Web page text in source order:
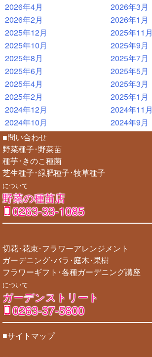
2026年4月
2026年3月
2026年2月
2026年1月
2025年12月
2025年11月
2025年10月
2025年9月
2025年8月
2025年7月
2025年6月
2025年5月
2025年4月
2025年3月
2025年2月
2025年1月
2024年12月
2024年11月
2024年10月
2024年9月
■問い合わせ
野菜種子･野菜苗
種芋･きのこ種菌
芝生種子･緑肥種子･牧草種子
について
野菜の種苗店
0263-33-1085
切花･花束･フラワーアレンジメント
ガーデニング･バラ･庭木･果樹
フラワーギフト･各種ガーデニング講座
について
ガーデンストリート
0263-37-5800
■サイトマップ